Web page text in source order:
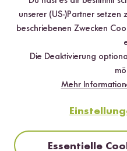
Welcher Wok ist
unserer (US-)Partner setzen
beschriebenen Zwecken
Die Deaktivierung
Mehr
Essentielle